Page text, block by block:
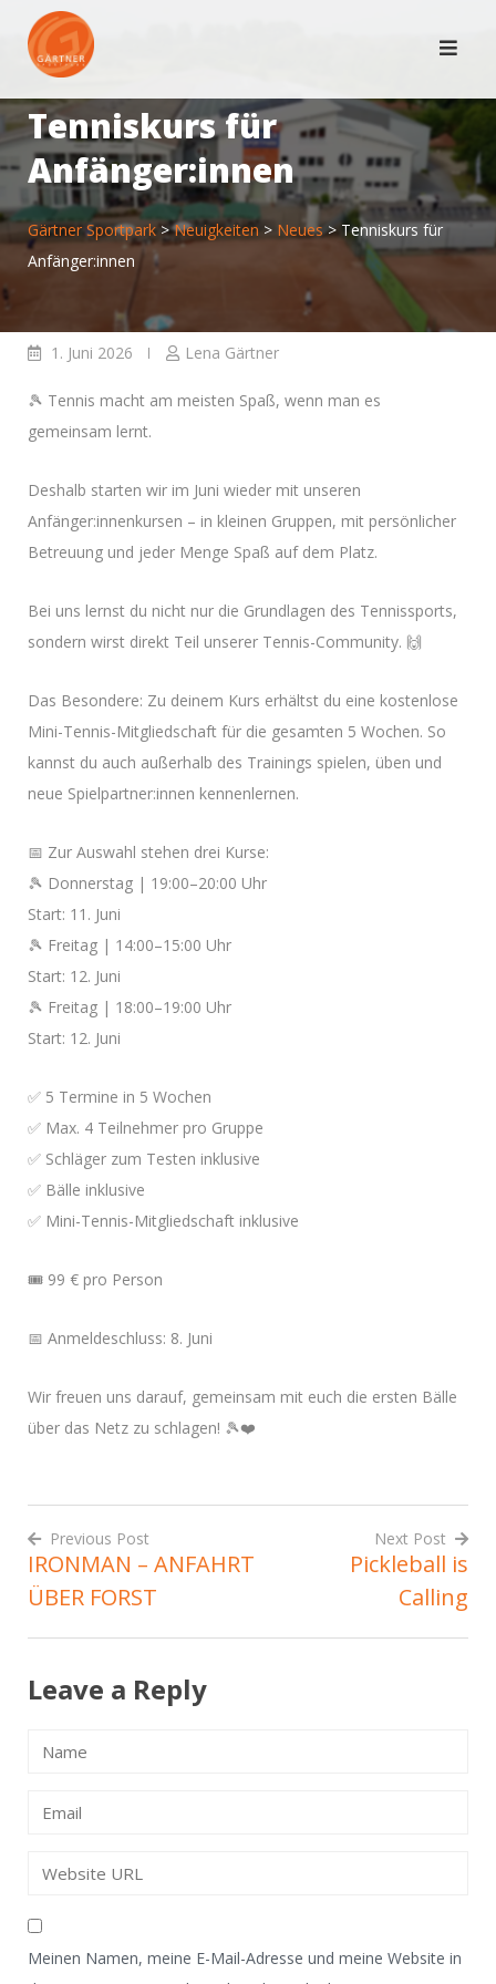
content
Tenniskurs für
Anfänger:innen
Gärtner Sportpark>Neuigkeiten > Neues>Tenniskurs für
Anfänger:innen
1. Juni 2026 Lena Gärtner
🎾 Tennis macht am meisten Spaß, wenn man es
gemeinsam lernt.
Deshalb starten wir im Juni wieder mit unseren
Anfänger:innenkursen – in kleinen Gruppen, mit persönlicher
Betreuung und jeder Menge Spaß auf dem Platz.
Bei uns lernst du nicht nur die Grundlagen des Tennissports,
sondern wirst direkt Teil unserer Tennis-Community. 🙌
Das Besondere: Zu deinem Kurs erhältst du eine kostenlose
Mini-Tennis-Mitgliedschaft für die gesamten 5 Wochen. So
kannst du auch außerhalb des Trainings spielen, üben und
neue Spielpartner:innen kennenlernen.
📅 Zur Auswahl stehen drei Kurse:
🎾 Donnerstag | 19:00–20:00 Uhr
Start: 11. Juni
🎾 Freitag | 14:00–15:00 Uhr
Start: 12. Juni
🎾 Freitag | 18:00–19:00 Uhr
Start: 12. Juni
✅ 5 Termine in 5 Wochen
✅ Max. 4 Teilnehmer pro Gruppe
✅ Schläger zum Testen inklusive
✅ Bälle inklusive
✅ Mini-Tennis-Mitgliedschaft inklusive
🎟️ 99 € pro Person
📅 Anmeldeschluss: 8. Juni
Wir freuen uns darauf, gemeinsam mit euch die ersten Bälle
über das Netz zu schlagen! 🎾❤️
Beitrags-
Navigation
Previous Post
IRONMAN – ANFAHRT
ÜBER FORST
Next Post
Pickleball is
Calling
Leave a Reply
Meinen Namen, meine E-Mail-Adresse und meine Website in